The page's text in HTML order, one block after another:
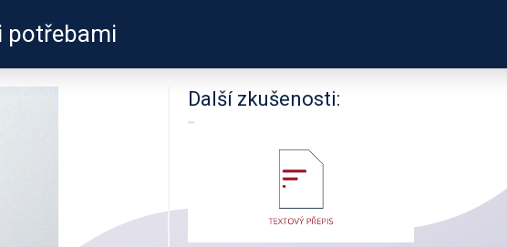
UŽITEČNÉ ODKAZY
potřebami
Další zkušenosti: